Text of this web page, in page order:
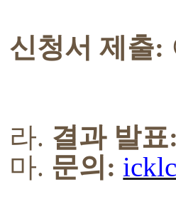
신청서 제출:
라. 결과 발표
마. 문의: